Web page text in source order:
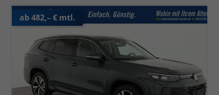
ab 482,– € mtl.